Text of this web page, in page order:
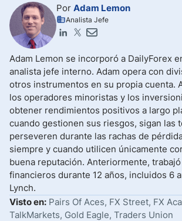
Por Adam Lemon
Analista Jefe
Adam Lemon se incorporó a DailyForex
analista jefe interno. Adam opera con
otros instrumentos en su propia cuenta.
los operadores minoristas y los
obtener rendimientos positivos a largo
cuando gestionen sus riesgos, sigan las
perseveren durante las rachas de
siempre y cuando utilicen únicamente
buena reputación. Anteriormente,
financieros durante 12 años, incluidos 6
Lynch.
Visto en: Pairs Of Aces, FX Street, FX
TalkMarkets, Gold Eagle, Traders Union